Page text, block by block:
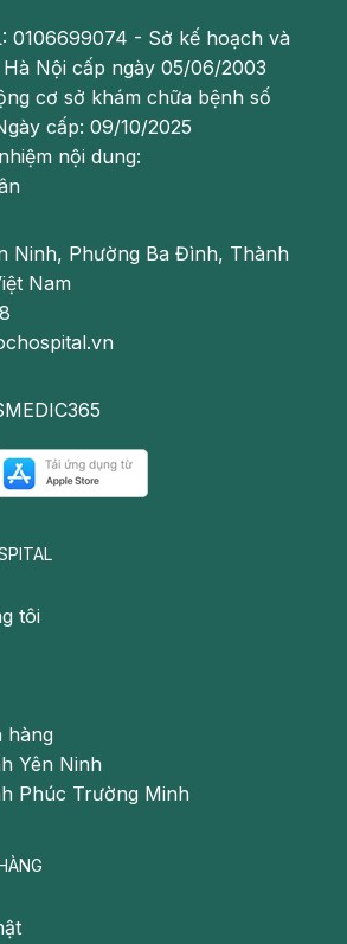
trực tiếp, chẩn đoán và tư vấn
lý.
của Bệnh viện Đa khoa Hồng
thông tin bổ ích khác:
BenhvienHongNgoc/
0106699074 - Sở kế hoạch và
Nội cấp ngày 05/06/2003
cơ sở khám chữa bệnh số
cấp: 09/10/2025
nội dung:
Ninh, Phường Ba Đình, Thành
Nam
tôi
hàng
Yên Ninh
Phúc Trường Minh